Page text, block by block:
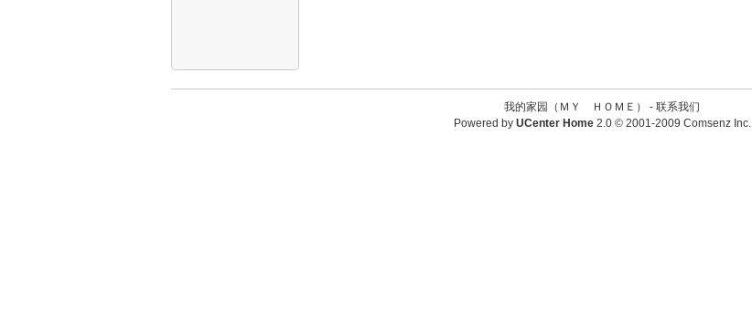
我的家园（ＭＹ ＨＯＭＥ） - 联系我们
Powered by UCenter Home 2.0© 2001-2009 Comsenz Inc.